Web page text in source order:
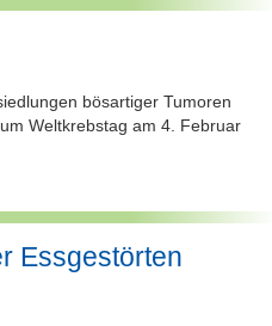
bösartiger Tumoren
Weltkrebstag am 4. Februar
Essgestörten